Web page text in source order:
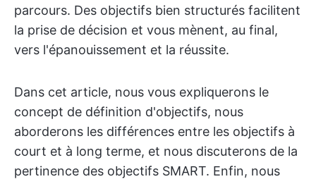
parcours. Des objectifs bien structurés facilitent
la prise de décision et vous mènent, au final,
vers l'épanouissement et la réussite.
Dans cet article, nous vous expliquerons le
concept de définition d'objectifs, nous
aborderons les différences entre les objectifs à
court et à long terme, et nous discuterons de la
pertinence des objectifs SMART. Enfin, nous